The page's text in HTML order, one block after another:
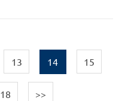
13 14 15
18 >>